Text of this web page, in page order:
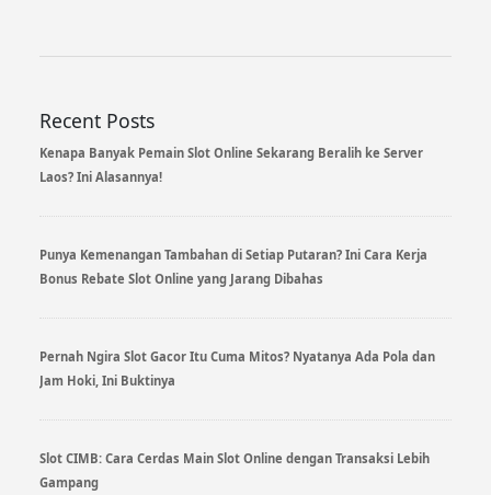
Recent Posts
Kenapa Banyak Pemain Slot Online Sekarang Beralih ke Server
Laos? Ini Alasannya!
Punya Kemenangan Tambahan di Setiap Putaran? Ini Cara Kerja
Bonus Rebate Slot Online yang Jarang Dibahas
Pernah Ngira Slot Gacor Itu Cuma Mitos? Nyatanya Ada Pola dan
Jam Hoki, Ini Buktinya
Slot CIMB: Cara Cerdas Main Slot Online dengan Transaksi Lebih
Gampang